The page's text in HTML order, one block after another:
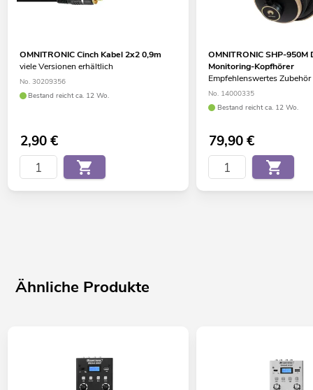
OMNITRONIC Cinch Kabel 2x2 0,9m
viele Versionen erhältlich
No. 30209356
Bestand reicht ca. 12 Wo.
2,90€
OMNITRONIC SHP-950M
Monitoring-Kopfhörer
Empfehlenswertes Zubehör
No. 14000335
Bestand reicht ca. 12 Wo.
79,90€
Ähnliche Produkte